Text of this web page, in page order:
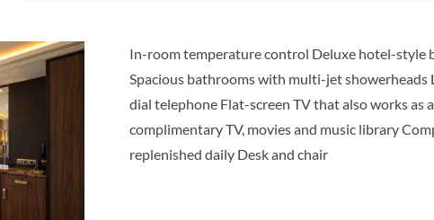
Violin
In-room temperature control Deluxe hotel-style
Spacious bathrooms with multi-jet showerheads
dial telephone Flat-screen TV that also works
complimentary TV, movies and music library
replenished daily Desk and chair